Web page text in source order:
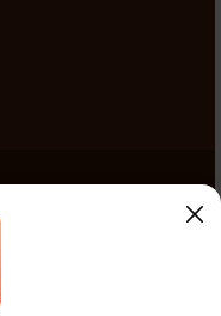
งสิ้น ดังนั้นผู้อ่านทุกท่านโปรดใช้
ใดๆ ที่ขัดต่อกฎหมายและศีลธรรม
ารในทันที ทั้งนี้ ทางเว็บไซต์ขอสงวน